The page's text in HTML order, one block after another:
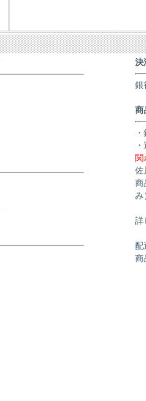
決
銀
商
関
佐
商
み
詳
配
商